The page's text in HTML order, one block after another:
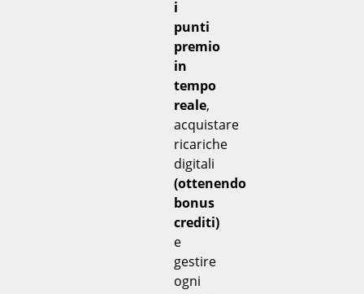
i
punti
premio
in
tempo
reale,
acquistare
ricariche
digitali
(ottenendo
bonus
crediti)
e
gestire
ogni